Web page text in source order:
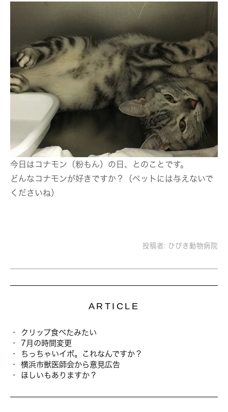
今日はコナモン（粉もん）の日、とのことです。
どんなコナモンが好きですか？（ペットには与えないで
くださいね）
投稿者: ひびき動物病院
ARTICLE
クリップ食べたみたい
7月の時間変更
ちっちゃいイボ。これなんですか？
横浜市獣医師会から意見広告
ほしいもありますか？